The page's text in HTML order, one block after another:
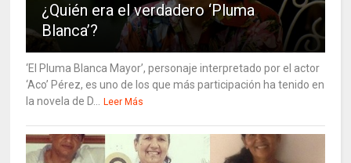
¿Quién era el verdadero ‘Pluma
Blanca’?
‘El Pluma Blanca Mayor’, personaje interpretado por el actor
‘Aco’ Pérez, es uno de los que más participación ha tenido en
la novela de D...
Leer Más